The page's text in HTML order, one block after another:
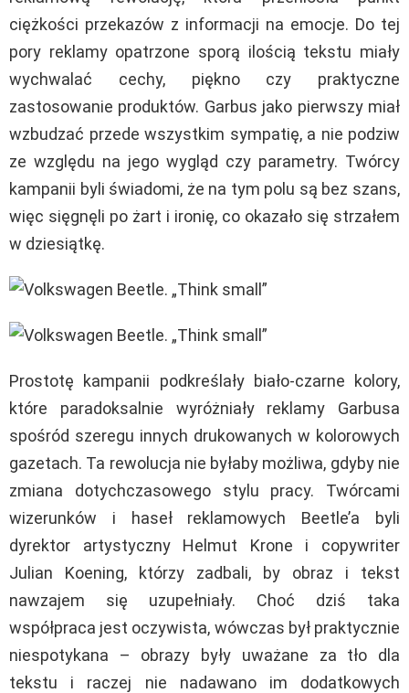
ciężkości przekazów z informacji na emocje. Do tej
pory reklamy opatrzone sporą ilością tekstu miały
wychwalać cechy, piękno czy praktyczne
zastosowanie produktów. Garbus jako pierwszy miał
wzbudzać przede wszystkim sympatię, a nie podziw
ze względu na jego wygląd czy parametry. Twórcy
kampanii byli świadomi, że na tym polu są bez szans,
więc sięgnęli po żart i ironię, co okazało się strzałem
w dziesiątkę.
Prostotę kampanii podkreślały biało-czarne kolory,
które paradoksalnie wyróżniały reklamy Garbusa
spośród szeregu innych drukowanych w kolorowych
gazetach. Ta rewolucja nie byłaby możliwa, gdyby nie
zmiana dotychczasowego stylu pracy. Twórcami
wizerunków i haseł reklamowych Beetle’a byli
dyrektor artystyczny Helmut Krone i copywriter
Julian Koening, którzy zadbali, by obraz i tekst
nawzajem się uzupełniały. Choć dziś taka
współpraca jest oczywista, wówczas był praktycznie
niespotykana – obrazy były uważane za tło dla
tekstu i raczej nie nadawano im dodatkowych